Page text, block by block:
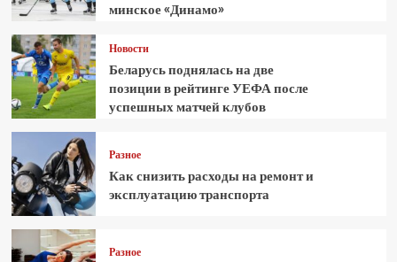
минское «Динамо»
Новости
Беларусь поднялась на две
позиции в рейтинге УЕФА после
успешных матчей клубов
Разное
Как снизить расходы на ремонт и
эксплуатацию транспорта
Разное